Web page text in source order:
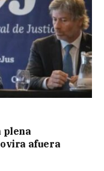
plena
afuera